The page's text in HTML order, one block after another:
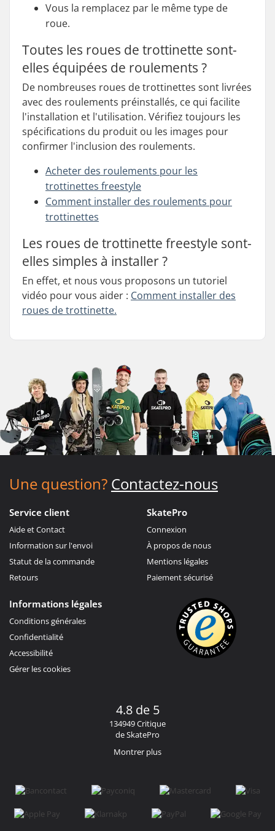
Vous la remplacez par le même type de
roue.
Toutes les roues de trottinette sont-
elles équipées de roulements ?
De nombreuses roues de trottinettes sont livrées
avec des roulements préinstallés, ce qui facilite
l'installation et l'utilisation. Vérifiez toujours les
spécifications du produit ou les images pour
confirmer l'inclusion des roulements.
Acheter des roulements pour les
trottinettes freestyle
Comment installer des roulements pour
trottinettes
Les roues de trottinette freestyle sont-
elles simples à installer ?
En effet, et nous vous proposons un tutoriel
vidéo pour vous aider : Comment installer des
roues de trottinette.
Une question? Contactez-nous
Service client
Aide et Contact
Information sur l'envoi
Statut de la commande
Retours
SkatePro
Connexion
À propos de nous
Mentions légales
Paiement sécurisé
Informations légales
Conditions générales
Confidentialité
Accessibilité
Gérer les cookies
4.8 de 5
134949 Critique
de SkatePro
Montrer plus